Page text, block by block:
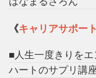
《キャリアサポート
■人生一度きりを
ハートのサプリ講